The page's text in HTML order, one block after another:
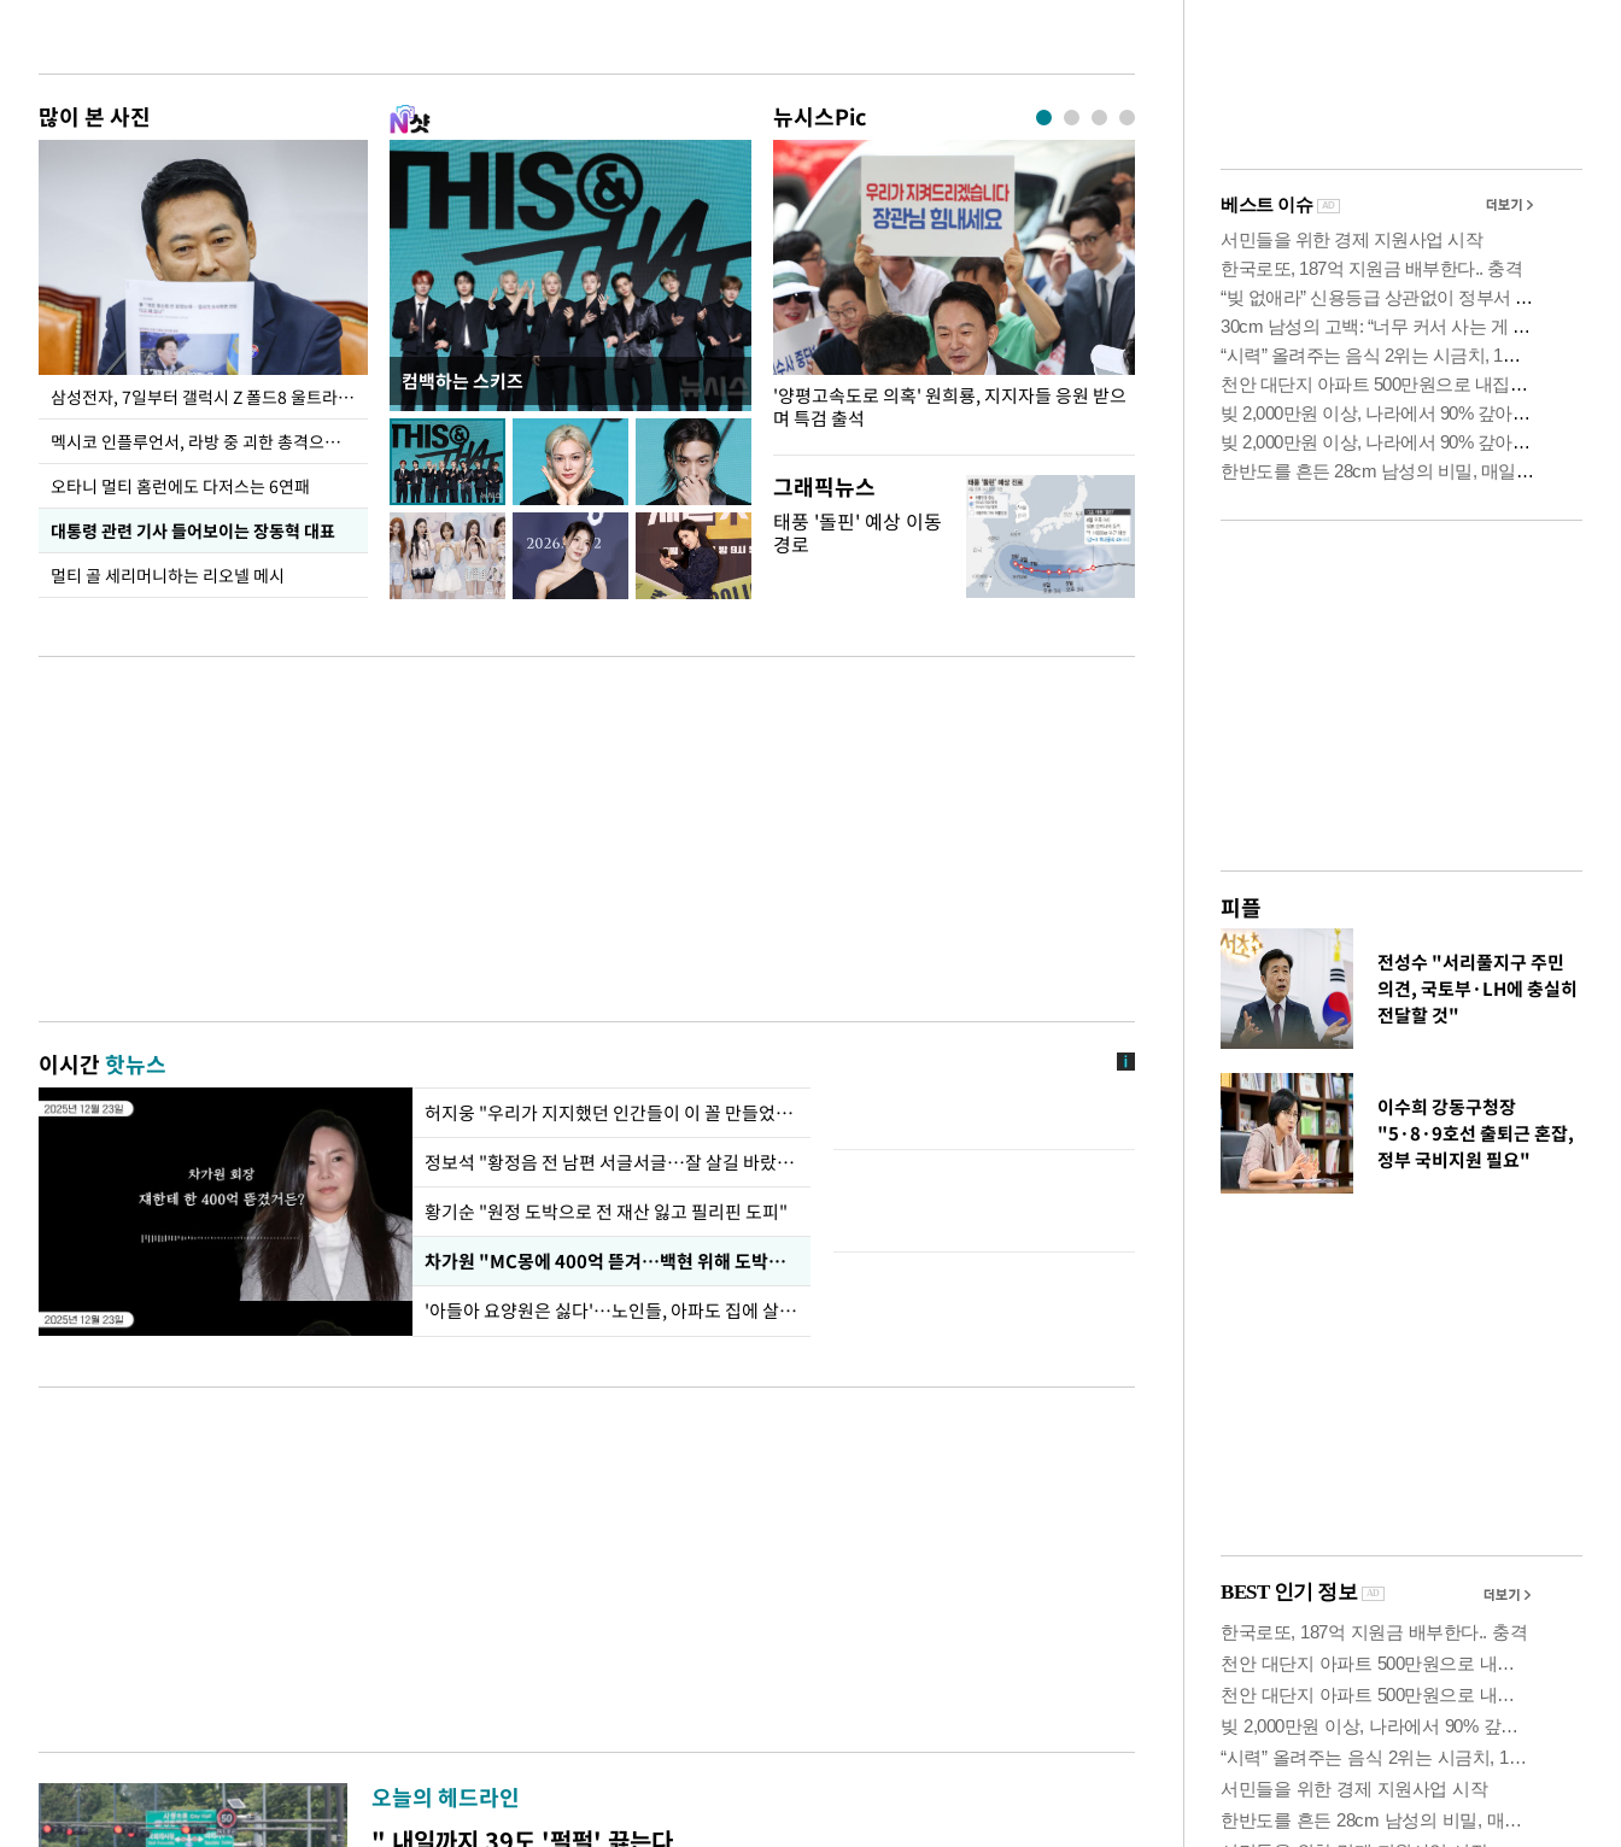
많이 본 사진
삼성전자, 7일부터 갤럭시 Z 폴드8 울트라·폴드8·플립8 출시
멕시코 인플루언서, 라방 중 괴한 총격으로 사망
오타니 멀티 홈런에도 다저스는 6연패
대통령 관련 기사 들어보이는 장동혁 대표
멀티 골 세리머니하는 리오넬 메시
컴백하는 스키즈
뉴시스Pic
이재명 대통령, "수사·기소 분리 관련 대비책 최
선 다해 강구해야"
'양평고속도로 의혹' 원희룡, 지지자들 응원 받으
며 특검 출석
정동영, 조현 '이상주의' 발언에 "이상이 있어야
장동혁 "李 대
하다"
그래픽뉴스
태풍 '돌핀' 예상 이동
경로
이시간핫뉴스
허지웅 "우리가 지지했던 인간들이 이 꼴 만들었다"
정보석 "황정음 전 남편 서글서글…잘 살길 바랐는데"
황기순 "원정 도박으로 전 재산 잃고 필리핀 도피"
차가원 "MC몽에 400억 뜯겨…백현 위해 도박빚 갚아줘"
'아들아 요양원은 싫다'…노인들, 아파도 집에 살고파
오늘의 헤드라인
피플
전성수 "서리풀지구 주민
의견, 국토부·LH에 충실히
전달할 것"
이수희 강동구청장
"5·8·9호선 출퇴근 혼잡,
정부 국비지원 필요"